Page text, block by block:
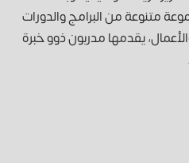
متنوعة من البرامج والدورات
يقدمها مدربون ذوو خبرة